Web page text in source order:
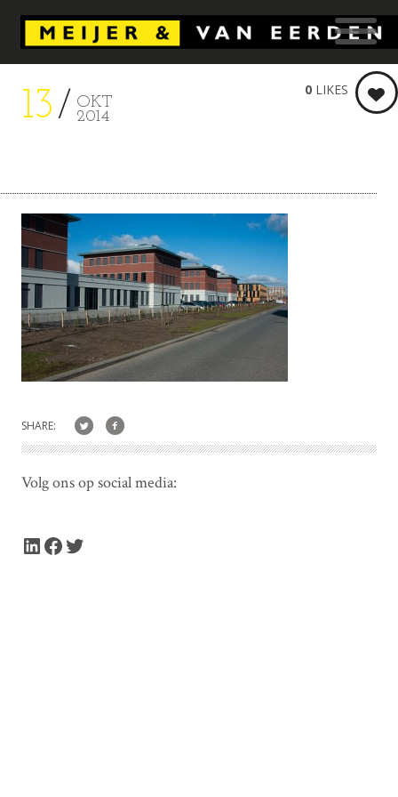
13
OKT
2014
0 LIKES
SHARE:
Volg ons op social media:
LinkedIn Facebook